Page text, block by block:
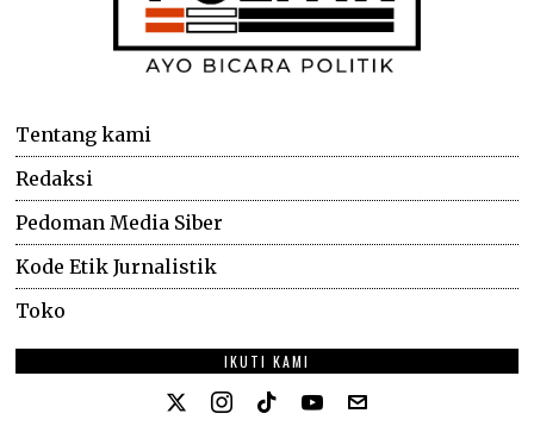
Tentang kami
Redaksi
Pedoman Media Siber
Kode Etik Jurnalistik
Toko
IKUTI KAMI